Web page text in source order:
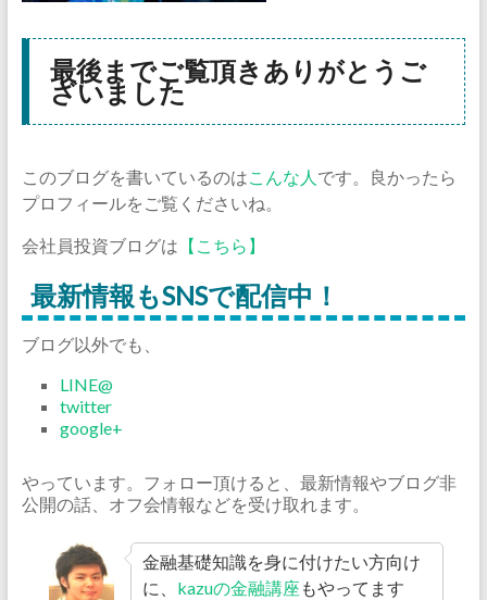
最後までご覧頂きありがとうご
ざいました
このブログを書いているのはこんな人 です。良かったら
プロフィールをご覧くださいね。
会社員投資ブログは 【こちら】
最新情報もSNSで配信中！
ブログ以外でも、
LINE@
twitter
google+
やっています。フォロー頂けると、最新情報やブログ非
公開の話、オフ会情報などを受け取れます。
金融基礎知識を身に付けたい方向け
に、 kazuの金融講座 もやってます